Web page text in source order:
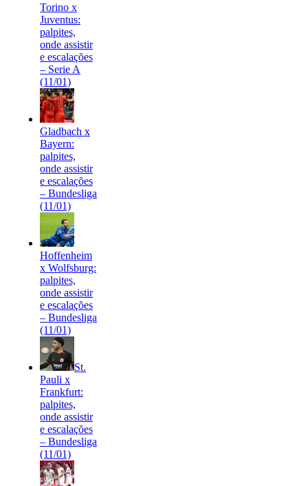
Torino x
Juventus:
palpites,
onde assistir
e escalações
– Serie A
(11/01)
Gladbach x
Bayern:
palpites,
onde assistir
e escalações
– Bundesliga
(11/01)
Hoffenheim
x Wolfsburg:
palpites,
onde assistir
e escalações
– Bundesliga
(11/01)
St.
Pauli x
Frankfurt:
palpites,
onde assistir
e escalações
– Bundesliga
(11/01)